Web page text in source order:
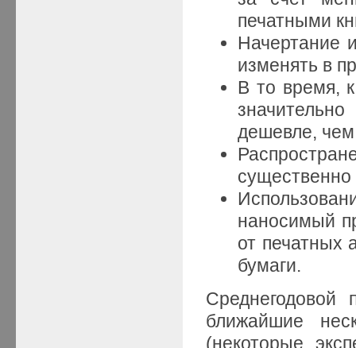
печатными
Начертание
изменять в
В то время,
дешевле,
наносимый
от печатных
бумаги.
Среднегодовой
ближайшие
(некоторые